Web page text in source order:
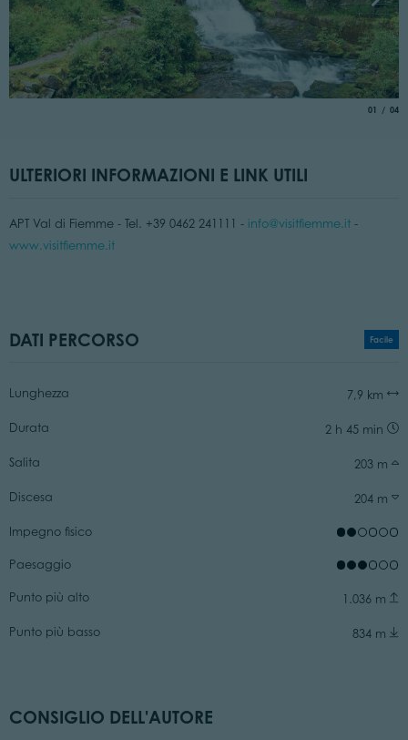
01 di
04
ULTERIORI INFORMAZIONI E LINK UTILI
APT Val di Fiemme - Tel. +39 0462 241111 - info@visitfiemme.it-
www.visitfiemme.it
DATI PERCORSO Facile
Lunghezza 7,9 km
Durata 2 h 45 min
Salita 203 m
Discesa 204 m
Impegno fisico
Paesaggio
Punto più alto 1.036 m
Punto più basso 834 m
CONSIGLIO DELL'AUTORE